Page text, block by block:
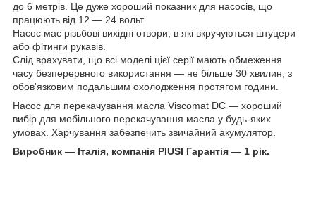
до 6 метрів. Це дуже хороший показник для насосів, що
працюють від 12 — 24 вольт.
Насос має різьбові вихідні отвори, в які вкручуються штуцери
або фітинги рукавів.
Слід врахувати, що всі моделі цієї серії мають обмеження
часу безперервного використання — не більше 30 хвилин, з
обов'язковим подальшим охолодження протягом години.
Насос для перекачування масла Viscomat DC — хороший
вибір для мобільного перекачування масла у будь-яких
умовах. Харчування забезпечить звичайний акумулятор.
Виробник — Італія, компанія PIUSI Гарантія — 1 рік.